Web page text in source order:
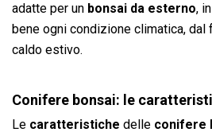
adatte per un bonsai da esterno,
bene ogni condizione climatica, dal
caldo estivo.
Conifere bonsai: le
Le caratteristiche delle conifere